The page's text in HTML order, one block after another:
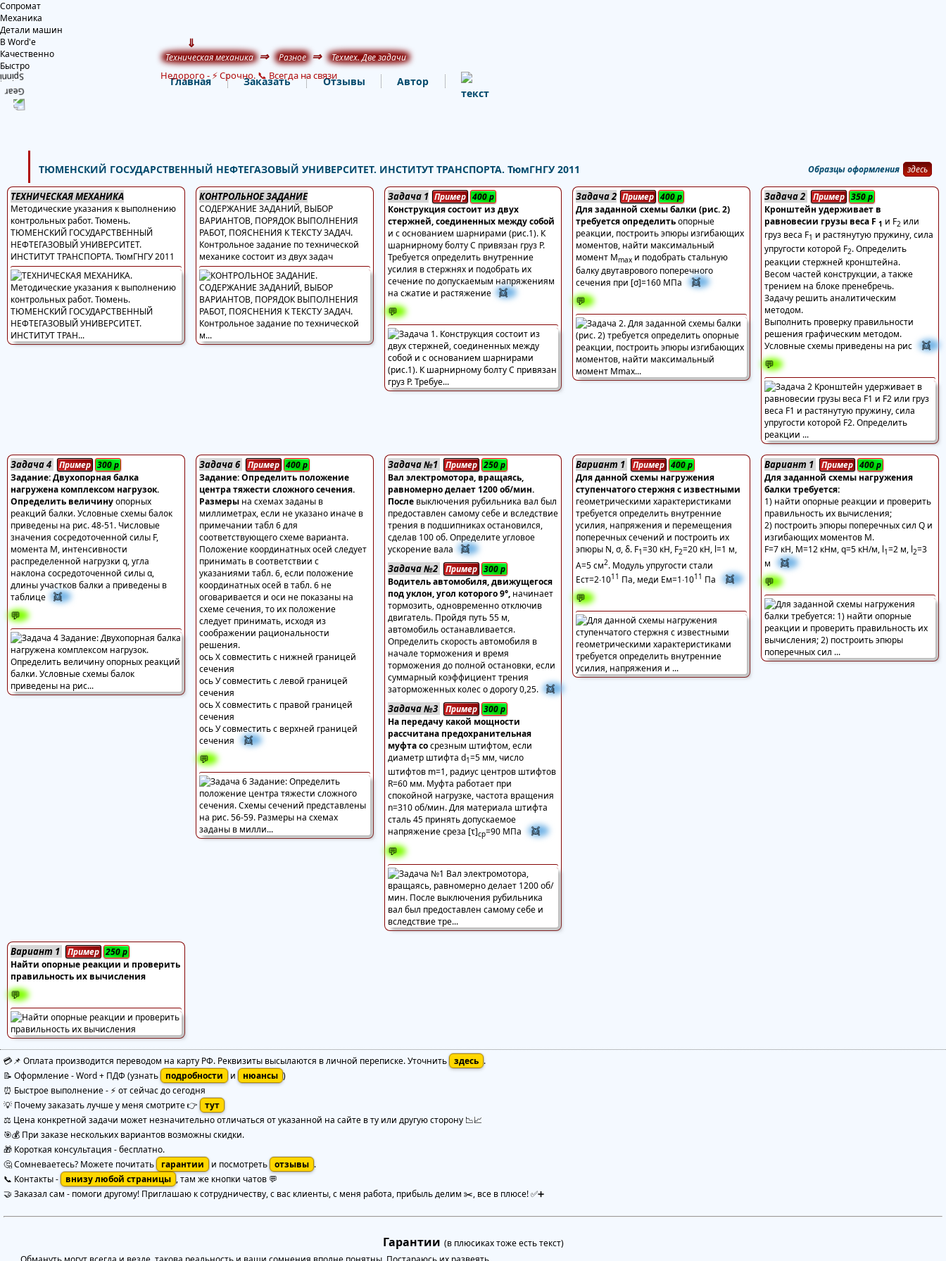
Сопромат
Механика
Детали машин
В Word'е
Качественно
Быстро
Главная Заказать Отзывы Автор
⇓
Техническая механика ⇒ Разное ⇒ Техмех. Две задачи
Недорого- ⚡ Срочно. 📞 Всегда на связи
ТЮМЕНСКИЙ ГОСУДАРСТВЕННЫЙ НЕФТЕГАЗОВЫЙ УНИВЕРСИТЕТ. ИНСТИТУТ ТРАНСПОРТА. ТюмГНГУ 2011 Образцы оформления здесь
ТЕХНИЧЕСКАЯ МЕХАНИКА
Методические указания к выполнению
контрольных работ. Тюмень.
ТЮМЕНСКИЙ ГОСУДАРСТВЕННЫЙ
НЕФТЕГАЗОВЫЙ УНИВЕРСИТЕТ.
ИНСТИТУТ ТРАНСПОРТА. ТюмГНГУ 2011
КОНТРОЛЬНОЕ ЗАДАНИЕ
СОДЕРЖАНИЕ ЗАДАНИЙ, ВЫБОР
ВАРИАНТОВ, ПОРЯДОК ВЫПОЛНЕНИЯ
РАБОТ, ПОЯСНЕНИЯ К ТЕКСТУ ЗАДАЧ.
Контрольное задание по технической
механике состоит из двух задач
Задача 1 Пример 400р
Конструкция состоит из двух
стержней, соединенных между собой
и с основанием шарнирами (рис.1). К
шарнирному болту С привязан груз Р.
Требуется определить внутренние
усилия в стержнях и подобрать их
сечение по допускаемым напряжениям
на сжатие и растяжение 👯
💬
Задача 2 Пример 400р
Для заданной схемы балки (рис. 2)
требуется определитьопорные
реакции, построить эпюры изгибающих
моментов, найти максимальный
момент Мmax и подобрать стальную
балку двутаврового поперечного
сечения при [σ]=160 МПа
👯
💬
Задача 2 Пример 350р
Кронштейн удерживает в
равновесии грузы веса F1 и F2 или
груз веса F1 и растянутую пружину, сила
упругости которой F2. Определить
реакции стержней кронштейна.
Весом частей конструкции, а также
трением на блоке пренебречь.
Задачу решить аналитическим
методом.
Выполнить проверку правильности
решения графическим методом.
Условные схемы приведены на рис
👯
💬
Задача 4 Пример 300р
Задание: Двухопорная балка
нагружена комплексом нагрузок.
Определить величинуопорных
реакций балки. Условные схемы балок
приведены на рис. 48-51. Числовые
значения сосредоточенной силы F,
момента M, интенсивности
распределенной нагрузки q, угла
наклона сосредоточенной силы α,
длины участков балки a приведены в
таблице 👯
💬
Задача 6 Пример 400р
Задание: Определить положение
центра тяжести сложного сечения.
Размеры на схемах заданы в
миллиметрах, если не указано иначе в
примечании табл 6 для
соответствующего схеме варианта.
Положение координатных осей следует
принимать в соответствии с
указаниями табл. 6, если положение
координатных осей в табл. 6 не
оговаривается и оси не показаны на
схеме сечения, то их положение
следует принимать, исходя из
соображении рациональности
решения.
ось X совместить с нижней границей
сечения
ось У совместить с левой границей
сечения
ось X совместить с правой границей
сечения
ось У совместить с верхней границей
сечения
👯
💬
Задача №1 Пример 250р
Вал электромотора, вращаясь,
равномерно делает 1200 об/мин.
После выключения рубильника вал был
предоставлен самому себе и вследствие
трения в подшипниках остановился,
сделав 100 об. Определите угловое
ускорение вала
👯
Задача №2 Пример 300р
Водитель автомобиля, движущегося
под уклон, угол которого 9°, начинает
тормозить, одновременно отключив
двигатель. Пройдя путь 55 м,
автомобиль останавливается.
Определить скорость автомобиля в
начале торможения и время
торможения до полной остановки, если
суммарный коэффициент трения
заторможенных колес о дорогу 0,25. 👯
Задача №3 Пример 300р
На передачу какой мощности
рассчитана предохранительная
муфта сосрезным штифтом, если
диаметр штифта d1=5 мм, число
штифтов m=1, радиус центров штифтов
R=60 мм. Муфта работает при
спокойной нагрузке, частота вращения
n=310 об/мин. Для материала штифта
сталь 45 принять допускаемое
напряжение среза [τ]ср=90 МПа
👯
💬
Вариант 1 Пример 400р
Для данной схемы нагружения
ступенчатого стержня с известными
геометрическими характеристиками
требуется определить внутренние
усилия, напряжения и перемещения
поперечных сечений и построить их
эпюры N, σ, δ. F1=30 кН, F2=20 кН, l=1 м,
А=5 см2. Модуль упругости стали
Ест=2∙1011 Па, меди Ем=1∙1011 Па
👯
💬
Вариант 1 Пример 400р
Для заданной схемы нагружения
балки требуется:
1) найти опорные реакции и проверить
правильность их вычисления;
2) построить эпюры поперечных сил Q и
изгибающих моментов М.
F=7 кН, M=12 кНм, q=5 кН/м, l1=2 м, l2=3
м
👯
💬
Вариант 1 Пример 250р
Найти опорные реакции и проверить
правильность их вычисления
💬
💳📌 Оплата производится переводом на карту РФ. Реквизиты высылаются в личной переписке. Уточнить здесь .
📝 Оформление-Word + ПДФ (узнать подробности и нюансы )
⏰ Быстрое выполнение- ⚡ от сейчас до сегодня
💡 Почему заказать лучше у меня смотрите 👉
тут
⚖️ Цена конкретной задачи может незначительно отличаться от указанной на сайте в ту или другую сторону 📉📈
🎯💰 При заказе нескольких вариантов возможны скидки.
🎁 Короткая консультация - бесплатно.
🤔 Сомневаетесь? Можете почитать
гарантии и посмотреть отзывы .
📞 Контакты -
внизу любой страницы , там же кнопки чатов 💬
🤝 Заказал сам - помоги другому! Приглашаю к сотрудничеству, с вас клиенты, с меня работа, прибыль делим ✂️, все в плюсе! ✅➕
Гарантии (в плюсиках тоже есть текст)